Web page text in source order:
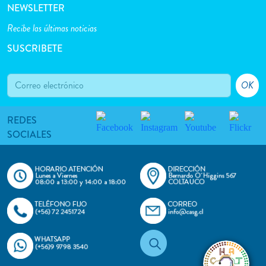
NEWSLETTER
Recibe las últimas noticias
SUSCRIBETE
OK
REDES
SOCIALES